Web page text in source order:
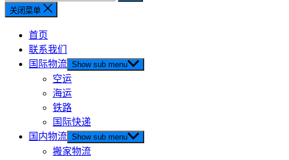
关闭菜单
首页
联系我们
国际物流 Show sub menu
空运
海运
铁路
国际快递
国内物流 Show sub menu
搬家物流